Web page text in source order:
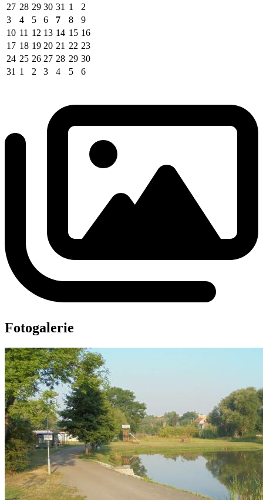
27 28 29 30 31 1
2
3
4 5 6 7 8
9
10 11 12 13 14 15 16
17 18 19 20 21 22 23
24 25 26 27 28 29 30
31 1 2 3 4 5 6
Fotogalerie